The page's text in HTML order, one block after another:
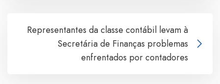
Representantes da classe contábil levam à
Secretária de Finanças problemas
enfrentados por contadores